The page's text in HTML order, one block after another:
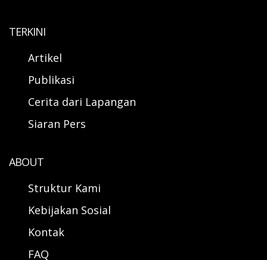
TERKINI
Artikel
Publikasi
Cerita dari Lapangan
Siaran Pers
ABOUT
Struktur Kami
Kebijakan Sosial
Kontak
FAQ